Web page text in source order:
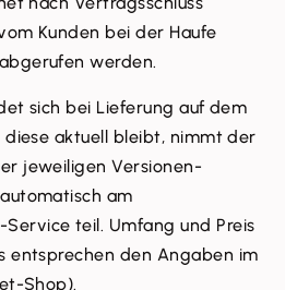
Kunden bei der Haufe
werden.
sich bei Lieferung auf dem
aktuell bleibt, nimmt der
jeweiligen Versionen-
am
teil. Umfang und Preis
entsprechen den Angaben im
Shop).